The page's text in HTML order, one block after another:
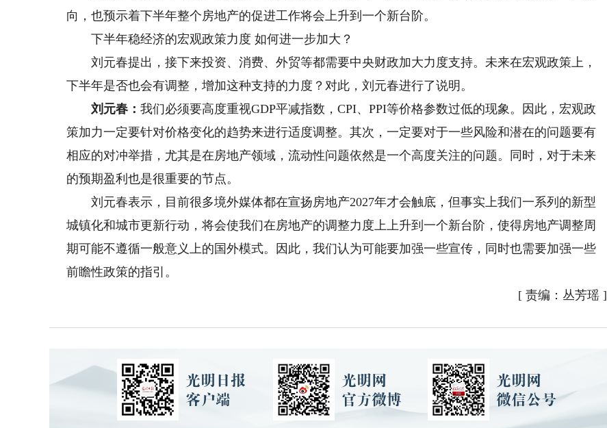
向，也预示着下半年整个房地产的促进工作将会上升到一个新台阶。
下半年稳经济的宏观政策力度 如何进一步加大？
刘元春提出，接下来投资、消费、外贸等都需要中央财政加大力度支持。未来在宏观政策上，
下半年是否也会有调整，增加这种支持的力度？对此，刘元春进行了说明。
刘元春：我们必须要高度重视GDP平减指数，CPI、PPI等价格参数过低的现象。因此，宏观政
策加力一定要针对价格变化的趋势来进行适度调整。其次，一定要对于一些风险和潜在的问题要有
相应的对冲举措，尤其是在房地产领域，流动性问题依然是一个高度关注的问题。同时，对于未来
的预期盈利也是很重要的节点。
刘元春表示，目前很多境外媒体都在宣扬房地产2027年才会触底，但事实上我们一系列的新型
城镇化和城市更新行动，将会使我们在房地产的调整力度上上升到一个新台阶，使得房地产调整周
期可能不遵循一般意义上的国外模式。因此，我们认为可能要加强一些宣传，同时也需要加强一些
前瞻性政策的指引。
[ 责编：丛芳瑶]